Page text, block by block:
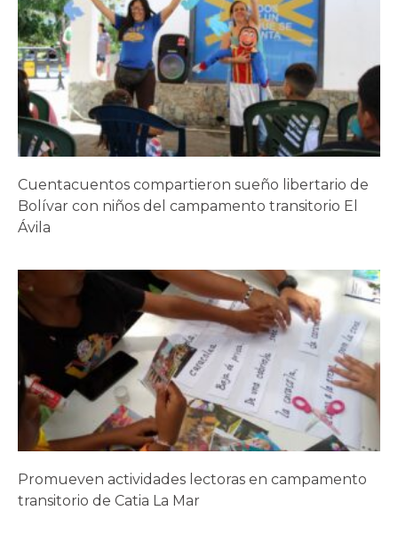
Cuentacuentos compartieron sueño libertario de
Bolívar con niños del campamento transitorio El
Ávila
Promueven actividades lectoras en campamento
transitorio de Catia La Mar